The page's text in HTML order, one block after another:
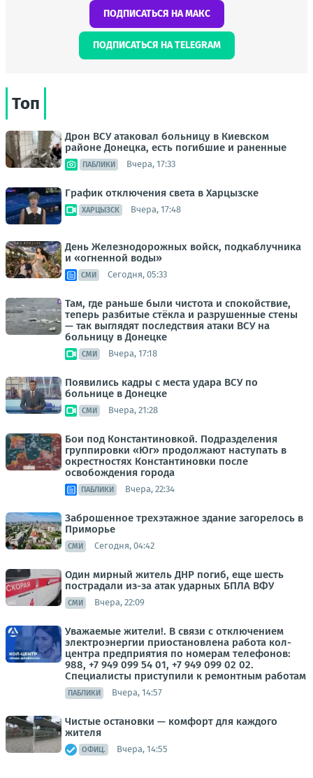
ПОДПИСАТЬСЯ НА МАКС
ПОДПИСАТЬСЯ НА TELEGRAM
Топ
Дрон ВСУ атаковал больницу в Киевском
районе Донецка, есть погибшие и раненные
ПАБЛИКИ Вчера, 17:33
График отключения света в Харцызске
ХАРЦЫЗСК Вчера, 17:48
День Железнодорожных войск, подкаблучника
и «огненной воды»
СМИ Сегодня, 05:33
Там, где раньше были чистота и спокойствие,
теперь разбитые стёкла и разрушенные стены
— так выглядят последствия атаки ВСУ на
больницу в Донецке
СМИ Вчера, 17:18
Появились кадры с места удара ВСУ по
больнице в Донецке
СМИ Вчера, 21:28
Бои под Константиновкой. Подразделения
группировки «Юг» продолжают наступать в
окрестностях Константиновки после
освобождения города
ПАБЛИКИ Вчера, 22:34
Заброшенное трехэтажное здание загорелось в
Приморье
СМИ Сегодня, 04:42
Один мирный житель ДНР погиб, еще шесть
пострадали из-за атак ударных БПЛА ВФУ
СМИ Вчера, 22:09
Уважаемые жители!. В связи с отключением
электроэнергии приостановлена работа кол-
центра предприятия по номерам телефонов:
988, +7 949 099 54 01, +7 949 099 02 02.
Специалисты приступили к ремонтным работам
ПАБЛИКИ Вчера, 14:57
Чистые остановки — комфорт для каждого
жителя
ОФИЦ. Вчера, 14:55